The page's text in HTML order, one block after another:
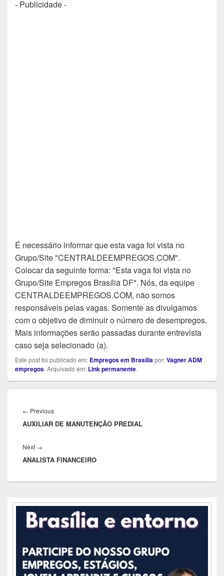
- Publicidade -
É necessário informar que esta vaga foi vista no
Grupo/Site "CENTRALDEEMPREGOS.COM".
Colocar da seguinte forma: "Esta vaga foi vista no
Grupo/Site Empregos Brasília DF". Nós, da equipe
CENTRALDEEMPREGOS.COM, não somos
responsáveis pelas vagas. Somente as divulgamos
com o objetivo de diminuir o número de desempregos.
Mais informações serão passadas durante entrevista
caso seja selecionado (a).
Este post foi publicado em: Empregos em Brasíliapor:Vagner ADM
empregos. Arquivado em: Link permanente.
de
Post
← PreviousPrevious
post:
AUXILIAR DE MANUTENÇÃO PREDIAL
Next →
post:
ANALISTA FINANCEIRO
Área